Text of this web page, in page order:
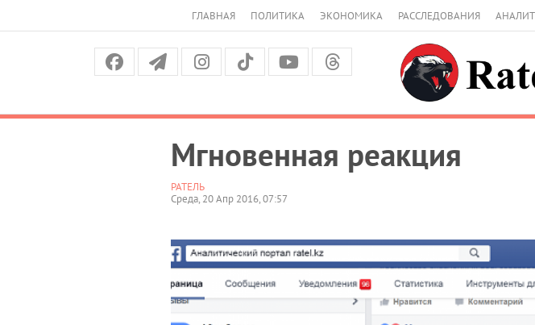
ГЛАВНАЯ ПОЛИТИКА ЭКОНОМИКА РАССЛЕДОВАНИЯ
Мгновенная реакция
РАТЕЛЬ
Среда, 20 Апр 2016, 07:57